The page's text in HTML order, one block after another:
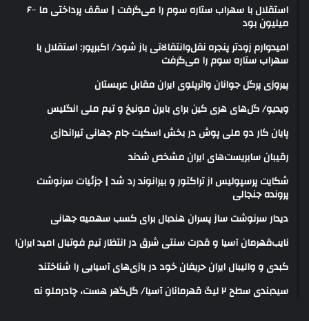
استقلال با سهراب ستاره سوم را می‌گرفت | سقف پرداختی ما ۶۰۰
میلیون بود
امیدوارم زودتر پنجره نقل‌وانتقالاتی باز شود/ اکبرپور: استقلال با
سهراب ستاره سوم را می‌گرفت
پیروزی پرگل جوانان واترپلوی ایران مقابل عربستان
ویدیو/ گل‌های هری‌ کین برای بایرن مونیخ و تیم ملی انگلیس
پایان کار دو ملی پوش در بخش اسکیت جام جهانی تیراندازی
رقیبان سابریست‌های ایران مشخص شدند
شکایت پرسپولیس از تراکتور و بیرانوند رد شد | جزئیات سرنوشت
پرونده جنجالی
دیدار سرنوشت ساز پسران هندبال برای کسب سهمیه جهانی
نایب‌قهرمان آسیا و قدرت سنتی شرق در انتظار تیم فوتبال امید ایران!
کبدی و والیبال ایران حریفان خود در بازی‌های آسیایی را شناختند
سیدبندی سطح ۲ لیگ قهرمانان آسیا/ گل‌گهر هست، چادرملو نه